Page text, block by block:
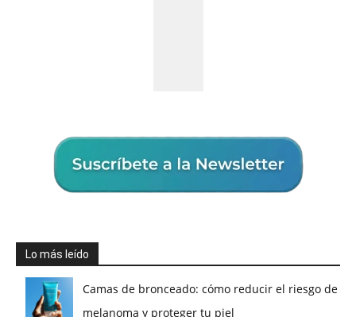
Lo más leído
Camas de bronceado: cómo reducir el riesgo de
melanoma y proteger tu piel